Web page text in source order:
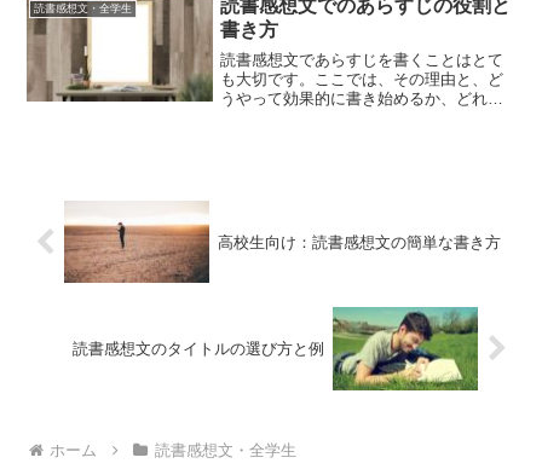
る方法があります。こうし...
読書感想文・全学生
読書感想文でのあらすじの役割と
書き方
読書感想文であらすじを書くことはとて
も大切です。ここでは、その理由と、ど
うやって効果的に書き始めるか、どれく
高校生向け：読書感想文の簡単な書き方
読書感想文のタイトルの選び方と例
ホーム 読書感想文・全学生